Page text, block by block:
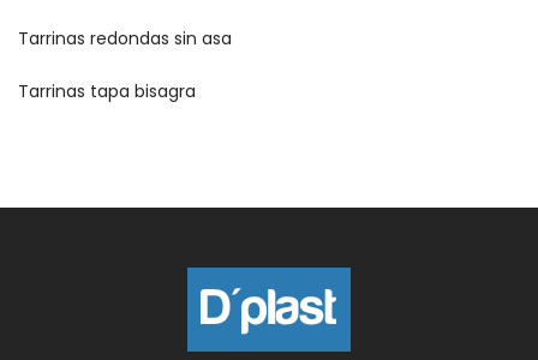
Tarrinas redondas sin asa
Tarrinas tapa bisagra